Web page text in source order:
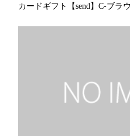
カードギフト【send】C-ブラ